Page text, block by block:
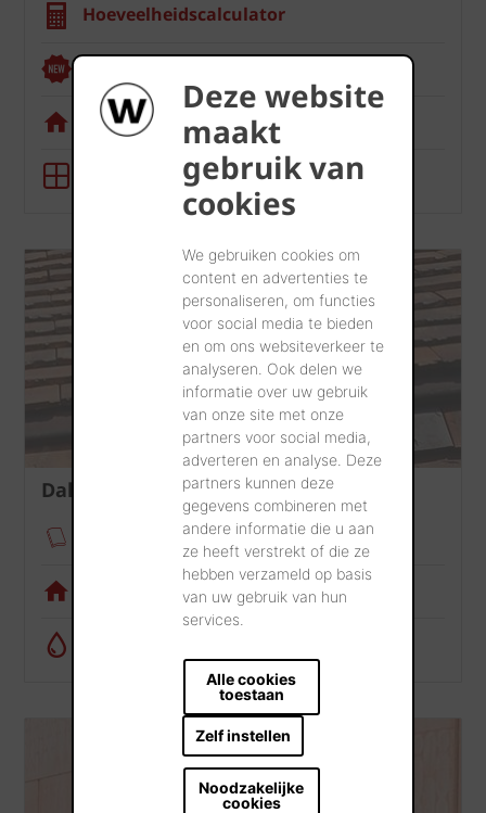
Deze website
maakt
gebruik van
cookies
We gebruiken cookies om
content en advertenties te
personaliseren, om functies
voor social media te bieden
en om ons websiteverkeer te
analyseren. Ook delen we
informatie over uw gebruik
van onze site met onze
partners voor social media,
adverteren en analyse. Deze
partners kunnen deze
gegevens combineren met
andere informatie die u aan
ze heeft verstrekt of die ze
hebben verzameld op basis
van uw gebruik van hun
services.
Alle cookies
toestaan
Zelf instellen
Noodzakelijke
cookies
Hoeveelheidscalculator
Visualisatietool
Dak
Verankeringsmodule
Visualisatietool